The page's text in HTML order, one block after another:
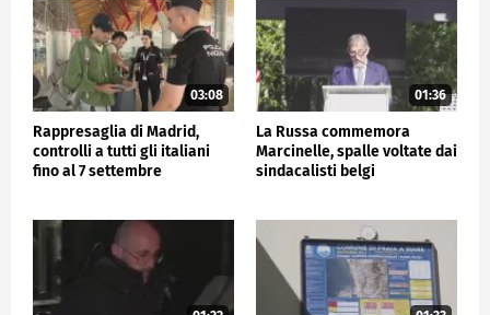
03:08
Rappresaglia di Madrid,
controlli a tutti gli italiani
fino al 7 settembre
01:36
La Russa commemora
Marcinelle, spalle voltate dai
sindacalisti belgi